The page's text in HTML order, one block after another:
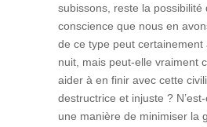
subissons, reste la possibilité
conscience que nous en
de ce type peut certainement
nuit, mais peut-elle vraiment
aider à en finir avec cette
destructrice et injuste ?
une manière de minimiser la